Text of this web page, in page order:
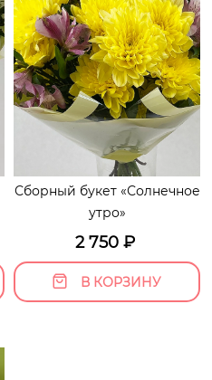
Сборный букет «Солнечное
утро»
2 750₽
В КОРЗИНУ